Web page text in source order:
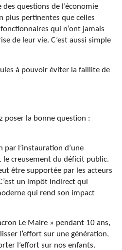
questions de l’économie
plus pertinentes que celles
qui n’ont jamais
de leur vie. C’est aussi simple
à pouvoir éviter la faillite de
poser la bonne question :
par l’instauration d’une
creusement du déficit public.
être supportée par les acteurs
un impôt indirect qui
qui rend son impact
Le Maire » pendant 10 ans,
l’effort sur une génération,
l’effort sur nos enfants.